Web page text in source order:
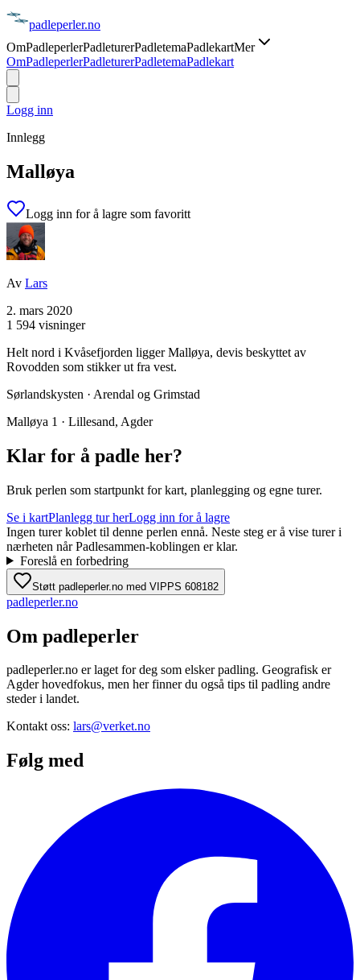
padleperler.no
OmPadleperlerPadleturerPadletemaPadlekartMer
OmPadleperlerPadleturerPadletemaPadlekart
Logg inn
Innlegg
Malløya
Logg inn for å lagre som favoritt
Av Lars
2. mars 2020
1 594 visninger
Helt nord i Kvåsefjorden ligger Malløya, devis beskyttet av
Rovodden som stikker ut fra vest.
Sørlandskysten · Arendal og Grimstad
Malløya 1 · Lillesand, Agder
Klar for å padle her?
Bruk perlen som startpunkt for kart, planlegging og egne turer.
Se i kartPlanlegg tur herLogg inn for å lagre
Ingen turer koblet til denne perlen ennå. Neste steg er å vise turer i
nærheten når Padlesammen-koblingen er klar.
Foreslå en forbedring
Støtt padleperler.no med VIPPS 608182
padleperler.no
Om padleperler
padleperler.no er laget for deg som elsker padling. Geografisk er
Agder hovedfokus, men her finner du også tips til padling andre
steder i landet.
Kontakt oss: lars@verket.no
Følg med